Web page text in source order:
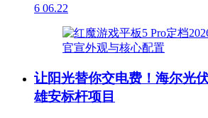
6 06.22
让阳光替你交电费！海尔光
雄安标杆项目